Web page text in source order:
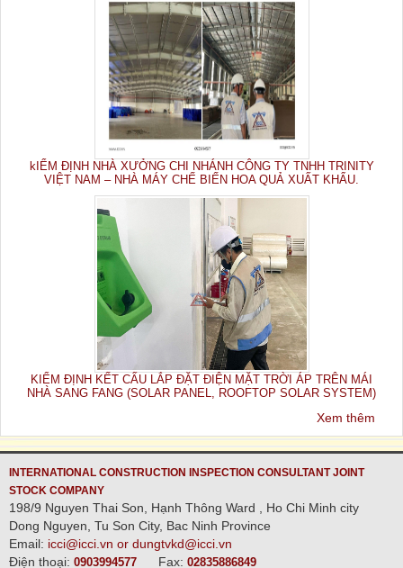
kIỂM ĐỊNH NHÀ XƯỞNG CHI NHÁNH CÔNG TY TNHH TRINITY
VIỆT NAM – NHÀ MÁY CHẾ BIẾN HOA QUẢ XUẤT KHẨU.
KIỂM ĐỊNH KẾT CẤU LẮP ĐẶT ĐIỆN MẶT TRỜI ÁP TRÊN MÁI
NHÀ SANG FANG (SOLAR PANEL, ROOFTOP SOLAR SYSTEM)
Xem thêm
INTERNATIONAL CONSTRUCTION INSPECTION CONSULTANT JOINT
STOCK COMPANY
198/9 Nguyen Thai Son, Hạnh Thông Ward , Ho Chi Minh city
Dong Nguyen, Tu Son City, Bac Ninh Province
Email: icci@icci.vn or dungtvkd@icci.vn
Điện thoại: 0903994577 Fax: 02835886849